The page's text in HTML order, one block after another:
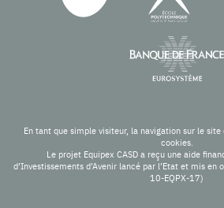
En tant que simple visiteur, la navigation sur le site
cookies.
Le projet Equipex CASD a reçu une aide
d’Investissements d’Avenir lancé par l’Etat et mis en
10-EQPX-17)